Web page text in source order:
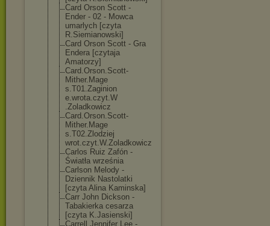
Card Orson Scott -
Ender - 02 - Mowca
umarlych [czyta
R.Siemianowski]
Card Orson Scott - Gra
Endera [czytaja
Amatorzy]
Card.Orson.Scott-
Mither.Mage
s.T01.Zaginion
e.wrota.czyt.W
.Zoladkowicz
Card.Orson.Scott-
Mither.Mage
s.T02.Zlodziej
wrot.czyt.W.Zo ladkowicz
Carlos Ruiz Zafón -
Światła września
Carlson Melody -
Dziennik Nastolatki
[czyta Alina Kaminska]
Carr John Dickson -
Tabakierka cesarza
[czyta K.Jasienski]
Carrell Jennifer Lee -